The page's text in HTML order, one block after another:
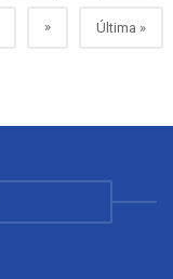
» Última »